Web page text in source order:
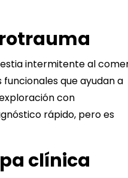
intermitente al
que ayudan a
con
rápido, pero es
clínica